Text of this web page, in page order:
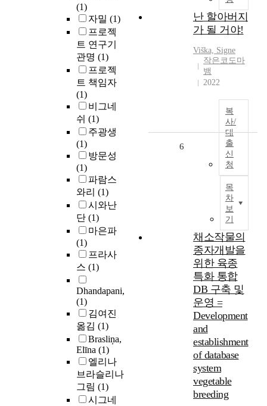
(1)
자밀 (1)
프로젝
트 연구기
관명 (1)
프로젝
트 책임자
(1)
비그네
쉬 (1)
주광생
(1)
방문성
(1)
파람스
와리 (1)
시와난
단 (1)
마은파
(1)
프라사
스 (1)
Dhandapani,
(1)
김여진
옮김 (1)
Brasliņa,
Elīna (1)
엘리나
브라슬리나
그림 (1)
시그네
난 할아버지
가 될 거야!
Viška, Signe
작은코도마
뱀
2022
복
사/
대
출
신
청
목
차
보
기
6
채소작물의
종자개발을
위한 육종
특화 통합
DB 구축 및
운영 =
Development
and
establishment
of database
system
vegetable
breeding